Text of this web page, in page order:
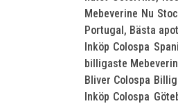
Mebeverine Nu
Portugal, Bästa
Inköp Colospa
billigaste
Bliver Colospa
Inköp Colospa